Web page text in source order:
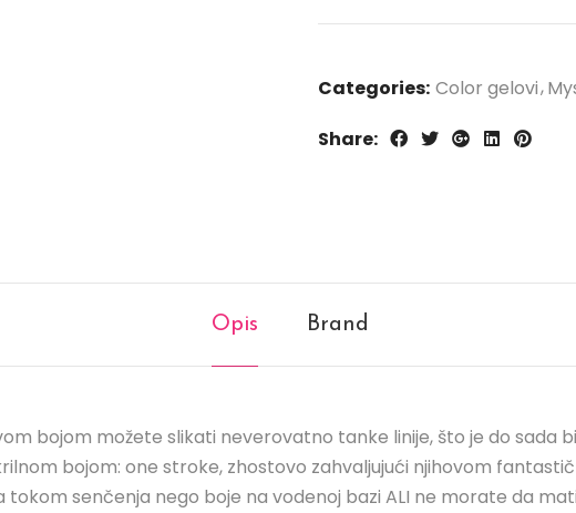
Categories: Color gelovi
Share:
Opis Brand
bojom možete slikati neverovatno tanke linije, što je do sada
bojom: one stroke, zhostovo zahvaljujući njihovom
tokom senčenja nego boje na vodenoj bazi ALI ne morate da